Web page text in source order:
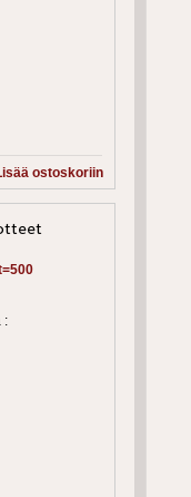
ostoskoriin
: